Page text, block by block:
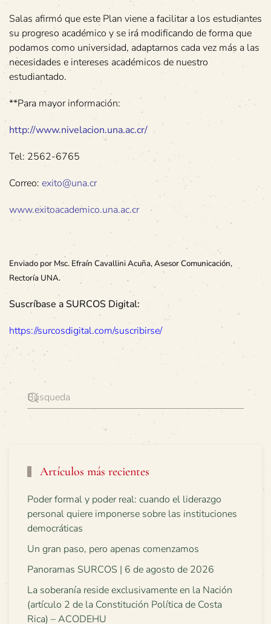
Salas afirmó que este Plan viene a facilitar a los estudiantes
su progreso académico y se irá modificando de forma que
podamos como universidad, adaptarnos cada vez más a las
necesidades e intereses académicos de nuestro
estudiantado.
**Para mayor información:
http://www.nivelacion.una.ac.cr/
Tel: 2562-6765
Correo: exito@una.cr
www.exitoacademico.una.ac.cr
Enviado por Msc. Efraín Cavallini Acuña, Asesor Comunicación,
Rectoría UNA.
Suscríbase a SURCOS Digital:
https://surcosdigital.com/suscribirse/
Artículos más recientes
Poder formal y poder real: cuando el liderazgo
personal quiere imponerse sobre las instituciones
democráticas
Un gran paso, pero apenas comenzamos
Panoramas SURCOS | 6 de agosto de 2026
La soberanía reside exclusivamente en la Nación
(artículo 2 de la Constitución Política de Costa
Rica) – ACODEHU